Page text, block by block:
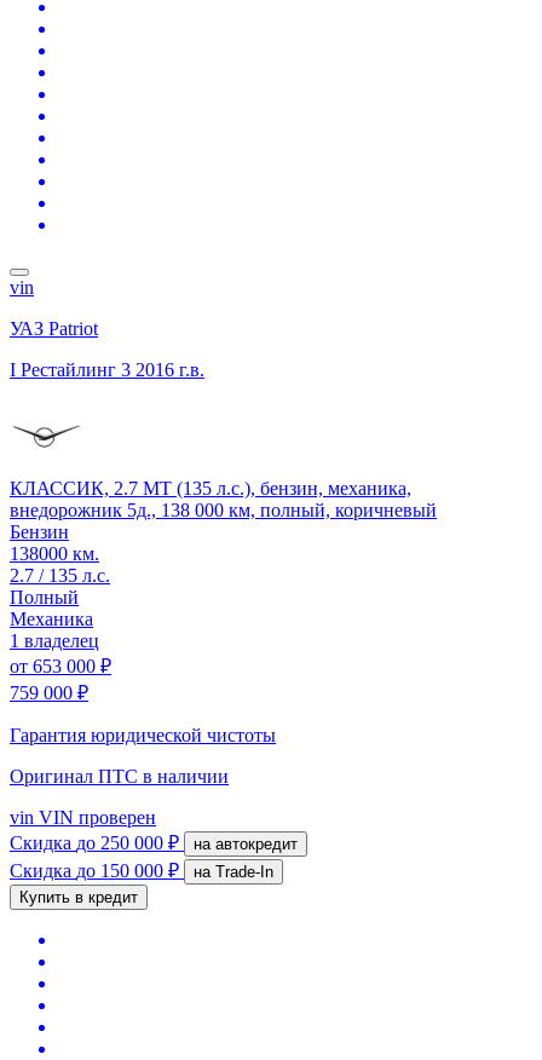
vin
УАЗ Patriot
I Рестайлинг 3 2016 г.в.
КЛАССИК, 2.7 MT (135 л.с.), бензин, механика,
внедорожник 5д., 138 000 км, полный, коричневый
Бензин
138000 км.
2.7 / 135 л.с.
Полный
Механика
1 владелец
от 653 000 ₽
759 000 ₽
Гарантия юридической чистоты
Оригинал ПТС в наличии
vin VIN проверен
Скидка до 250 000 ₽ на автокредит
Скидка до 150 000 ₽
на Trade-In
Купить в кредит